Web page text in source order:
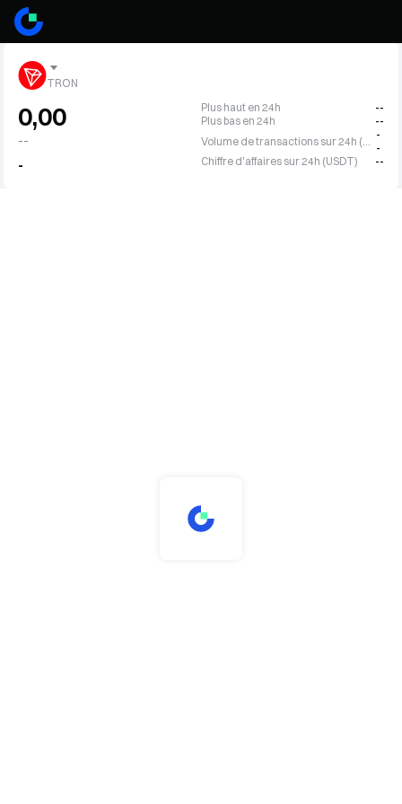
TRON
0,00
--
-
Plus haut en 24h
--
Plus bas en 24h
--
-
-
Chiffre d'affaires sur 24h (USDT)
--